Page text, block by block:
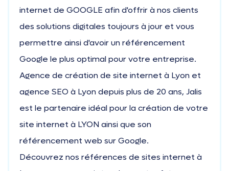
internet de GOOGLE afin d'offrir à nos clients
des solutions digitales toujours à jour et vous
permettre ainsi d'avoir un référencement
Google le plus optimal pour votre entreprise.
Agence de création de site internet à Lyon et
agence SEO à Lyon depuis plus de 20 ans, Jalis
est le partenaire idéal pour la création de votre
site internet à LYON ainsi que son
référencement web sur Google.
Découvrez nos références de sites internet à